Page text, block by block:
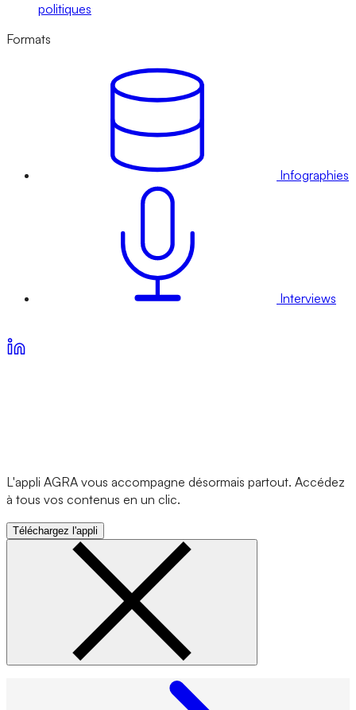
politiques
Formats
Infographies
Interviews
L'appli AGRA vous accompagne désormais partout. Accédez
à tous vos contenus en un clic.
Téléchargez l'appli